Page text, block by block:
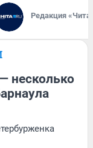
Редакция
несколько